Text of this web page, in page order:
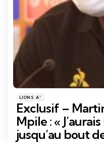
Catégories
Posté
dans
LIONS A'
Exclusif –
Mpile : «
jusqu’au bout